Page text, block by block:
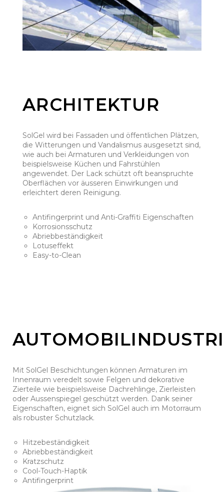
ARCHITEKTUR
SolGel wird bei Fassaden und öffentlichen Plätzen,
die Witterungen und Vandalismus ausgesetzt sind,
wie auch bei Armaturen und Verkleidungen von
beispielsweise Küchen und Fahrstühlen
angewendet. Der Lack schützt oft beanspruchte
Oberflächen vor äusseren Einwirkungen und
erleichtert deren Reinigung.
Antifingerprint und Anti-Graffiti Eigenschaften
Korrosionsschutz
Abriebbeständigkeit
Lotuseffekt
Easy-to-Clean
Mit SolGel Beschichtungen können Armaturen im
Innenraum veredelt sowie Felgen und dekorative
Zierteile wie beispielsweise Dachrehlinge, Zierleisten
oder Aussenspiegel geschützt werden. Dank seiner
Eigenschaften, eignet sich SolGel auch im Motorraum
als robuster Schutzlack.
Hitzebeständigkeit
Abriebbeständigkeit
Kratzschutz
Cool-Touch-Haptik
Antifingerprint